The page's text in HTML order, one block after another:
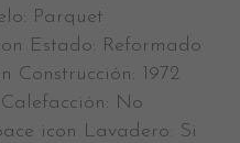
Parquet
Estado: Reformado
Construcción: 1972
Calefacción: No
Lavadero: Si